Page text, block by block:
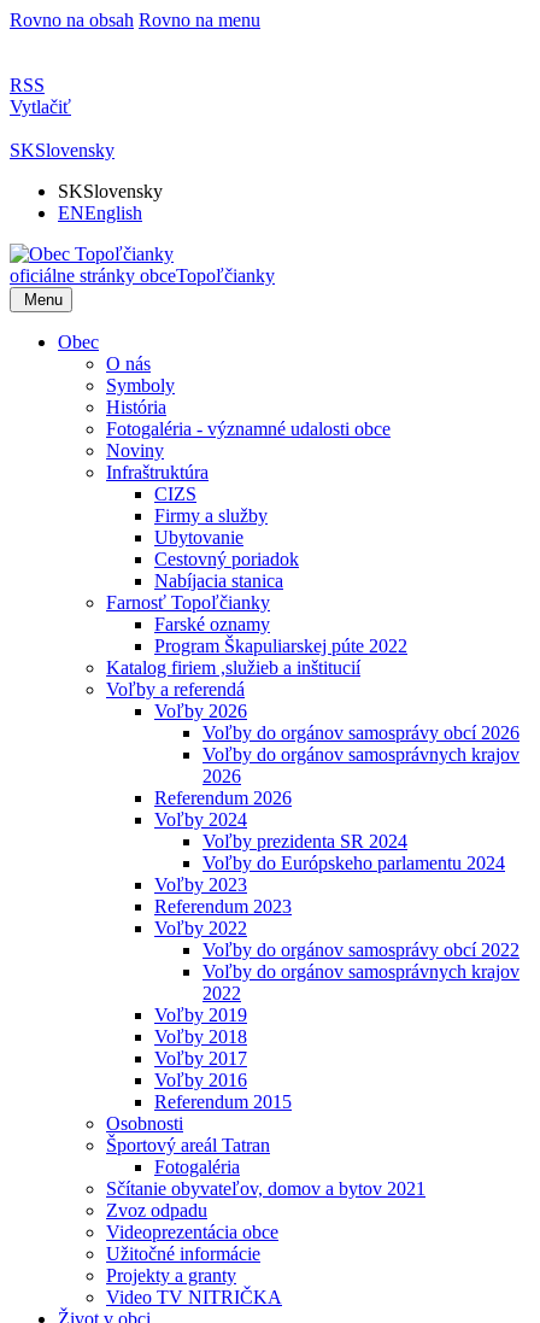
Rovno na obsah Rovno na menu
RSS
Vytlačiť
SKSlovensky
SKSlovensky
ENEnglish
oficiálne stránky obceTopoľčianky
Menu
Obec
O nás
Symboly
História
Fotogaléria - významné udalosti obce
Noviny
Infraštruktúra
CIZS
Firmy a služby
Ubytovanie
Cestovný poriadok
Nabíjacia stanica
Farnosť Topoľčianky
Farské oznamy
Program Škapuliarskej púte 2022
Katalog firiem ,služieb a inštitucií
Voľby a referendá
Voľby 2026
Voľby do orgánov samosprávy obcí 2026
Voľby do orgánov samosprávnych krajov
2026
Referendum 2026
Voľby 2024
Voľby prezidenta SR 2024
Voľby do Európskeho parlamentu 2024
Voľby 2023
Referendum 2023
Voľby 2022
Voľby do orgánov samosprávy obcí 2022
Voľby do orgánov samosprávnych krajov
2022
Voľby 2019
Voľby 2018
Voľby 2017
Voľby 2016
Referendum 2015
Osobnosti
Športový areál Tatran
Fotogaléria
Sčítanie obyvateľov, domov a bytov 2021
Zvoz odpadu
Videoprezentácia obce
Užitočné informácie
Projekty a granty
Video TV NITRIČKA
Život v obci